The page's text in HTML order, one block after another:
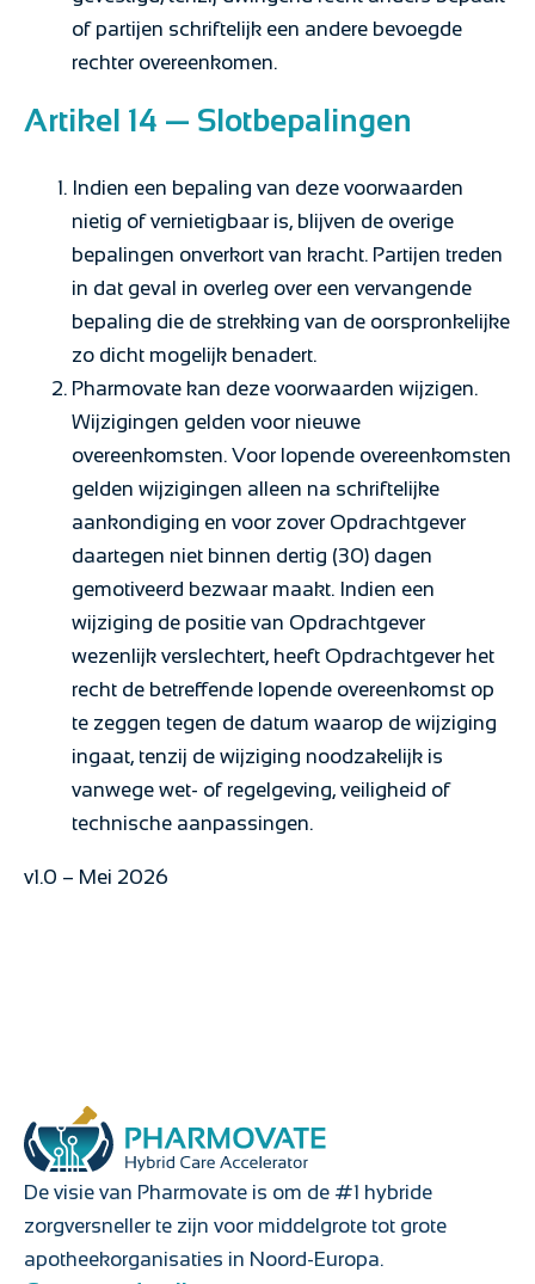
of partijen schriftelijk een andere bevoegde
rechter overeenkomen.
Artikel 14 — Slotbepalingen
Indien een bepaling van deze voorwaarden
nietig of vernietigbaar is, blijven de overige
bepalingen onverkort van kracht. Partijen treden
in dat geval in overleg over een vervangende
bepaling die de strekking van de oorspronkelijke
zo dicht mogelijk benadert.
Pharmovate kan deze voorwaarden wijzigen.
Wijzigingen gelden voor nieuwe
overeenkomsten. Voor lopende overeenkomsten
gelden wijzigingen alleen na schriftelijke
aankondiging en voor zover Opdrachtgever
daartegen niet binnen dertig (30) dagen
gemotiveerd bezwaar maakt. Indien een
wijziging de positie van Opdrachtgever
wezenlijk verslechtert, heeft Opdrachtgever het
recht de betreffende lopende overeenkomst op
te zeggen tegen de datum waarop de wijziging
ingaat, tenzij de wijziging noodzakelijk is
vanwege wet- of regelgeving, veiligheid of
technische aanpassingen.
v1.0 – Mei 2026
De visie van Pharmovate is om de #1 hybride
zorgversneller te zijn voor middelgrote tot grote
apotheekorganisaties in Noord-Europa.